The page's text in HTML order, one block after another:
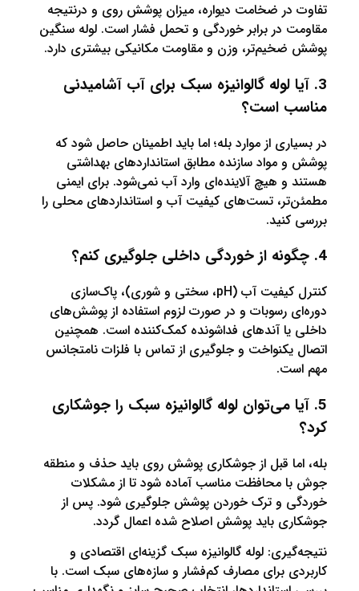
ضخامت دیواره، میزان پوشش روی و درنتیجه
در برابر خوردگی و تحمل فشار است. لوله سنگین
وزن و مقاومت مکانیکی بیشتری دارد.
لوله گالوانیزه سبک برای آب آشامیدنی
است؟
از موارد بله؛ اما باید اطمینان حاصل شود که
سازنده مطابق استانداردهای بهداشتی
هیچ آلاینده‌ای وارد آب نمی‌شود. برای ایمنی
تست‌های کیفیت آب و استانداردهای محلی را
کنترل کیفیت آب (pH، سختی و شوری)، پاک‌سازی
رسوبات و در صورت لزوم استفاده از پوشش‌های
آندهای فداشونده کمک‌کننده است. همچنین
و جلوگیری از تماس با فلزات نامتجانس
می‌توان لوله گالوانیزه سبک را جوشکاری
قبل از جوشکاری پوشش روی باید حذف و منطقه
محافظت مناسب آماده شود تا از مشکلات
و ترک خوردن پوشش جلوگیری شود. پس از
باید پوشش اصلاح شده اعمال گردد.
لوله گالوانیزه سبک گزینه‌ای اقتصادی و
برای مصارف کم‌فشار و سازه‌های سبک است. با